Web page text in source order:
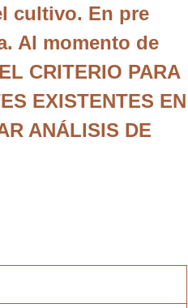
cultivo. En pre
Al momento de
CRITERIO PARA
EXISTENTES EN
ANÁLISIS DE